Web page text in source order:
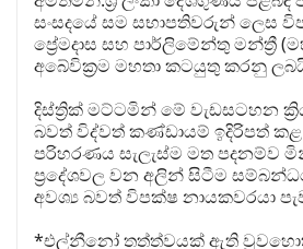
සංසදයේ සම සභාපතිවරුන් ලෙස
ප්‍රේමදාස සහ පාර්ලිමේන්තු මන්ත්‍රී
අබේවික්‍රම මහතා කටයුතු කරනු
දිස්ත්‍රික් මට්ටමින් මේ වැඩසටහන
බවත් විද්වත් කණ්ඩායම් ඉදිරිපත්
පරිහරණය සැලැස්ම මත පදනම්ව
ප්‍රදේශවල වන අලින් සිටීම
අවශ්‍ය බවත් විපක්ෂ නායකවරයා
*එල්නීනෝ තත්ත්වයක් ඇති